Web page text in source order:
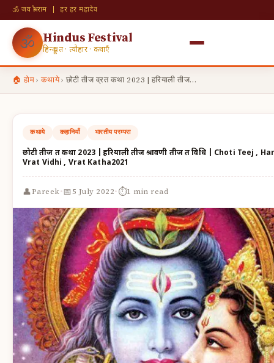
🕉 जय श्री राम | हर हर महादेव
🕉 Hindus Festival
हिन्दू व्रत · त्यौहार · कथाएँ
🏠 होम› कथाये› छोटी तीज व्रत कथा 2023 | हरियाली तीज…
कथाये कहानियाँ भारतीय परम्परा
छोटी तीज व्रत कथा 2023 | हरियाली तीज श्रावणी तीज व्रत विधि | Choti Teej
Vrat Vidhi , Vrat Katha2021
👤Pareek·📅5 July 2022·⏱1 min read